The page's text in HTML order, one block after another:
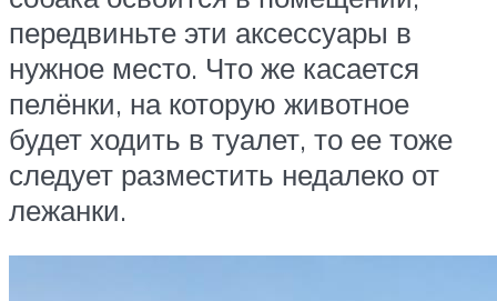
передвиньте эти аксессуары в
нужное место. Что же касается
пелёнки, на которую животное
будет ходить в туалет, то ее тоже
следует разместить недалеко от
лежанки.